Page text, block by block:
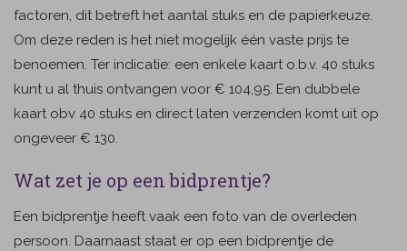
factoren, dit betreft het aantal stuks en de papierkeuze.
Om deze reden is het niet mogelijk één vaste prijs te
benoemen. Ter indicatie: een enkele kaart o.b.v. 40 stuks
kunt u al thuis ontvangen voor € 104,95. Een dubbele
kaart obv 40 stuks en direct laten verzenden komt uit op
ongeveer € 130.
Wat zet je op een bidprentje?
Een bidprentje heeft vaak een foto van de overleden
persoon. Daarnaast staat er op een bidprentje de